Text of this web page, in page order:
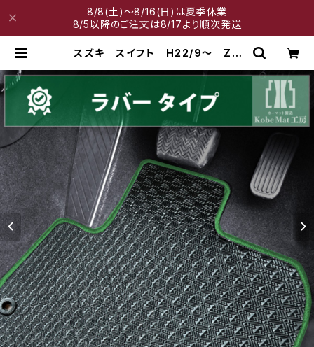
8/8(土)～8/16(日)は夏季休業
8/5以降のご注文は8/17より順次発送
スズキ スイフト H22/9〜 ZC
ット 防水 ラバータイプ | 神戸マッ